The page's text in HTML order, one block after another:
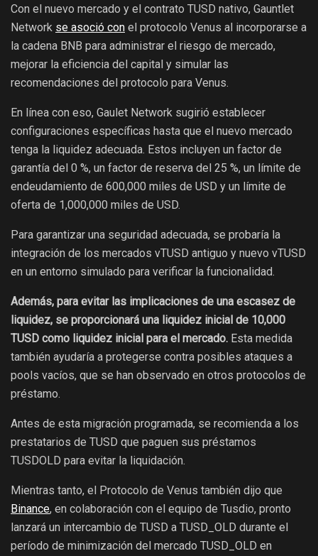
Con el nuevo mercado y el contrato TUSD nativo, Gauntlet
Network se asoció con el protocolo Venus al incorporarse a
la cadena BNB para administrar el riesgo de mercado,
mejorar la eficiencia del capital y simular las
recomendaciones del protocolo para Venus.
En línea con eso, Gaulet Network sugirió establecer
configuraciones específicas hasta que el nuevo mercado
tenga la liquidez adecuada. Estos incluyen un factor de
garantía del 0 %, un factor de reserva del 25 %, un límite de
endeudamiento de 600,000 miles de USD y un límite de
oferta de 1,000,000 miles de USD.
Para garantizar una seguridad adecuada, se probaría la
integración de los mercados vTUSD antiguo y nuevo vTUSD
en un entorno simulado para verificar la funcionalidad.
Además, para evitar las implicaciones de una escasez de
liquidez, se proporcionará una liquidez inicial de 10,000
TUSD como liquidez inicial para el mercado. Esta medida
también ayudaría a protegerse contra posibles ataques a
pools vacíos, que se han observado en otros protocolos de
préstamo.
Antes de esta migración programada, se recomienda a los
prestatarios de TUSD que paguen sus préstamos
TUSDOLD para evitar la liquidación.
Mientras tanto, el Protocolo de Venus también dijo que
Binance, en colaboración con el equipo de Tusdio, pronto
lanzará un intercambio de TUSD a TUSD_OLD durante el
período de minimización del mercado TUSD_OLD en